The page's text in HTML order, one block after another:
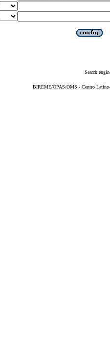
Search
BIREME/OPAS/OMS - Centro Latino-